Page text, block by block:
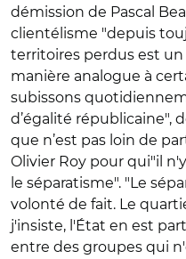
démission de Pascal
clientélisme "depuis
territoires perdus est un
manière analogue à
subissons
d’égalité républicaine",
que n’est pas loin de
Olivier Roy pour qui"il
le séparatisme". "Le
volonté de fait. Le
j'insiste, l'État en est
entre des groupes qui